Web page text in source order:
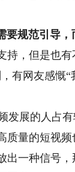
要规范引导，
，但是也有
有网友感慨
展的人占有
量的短视
出一种信号